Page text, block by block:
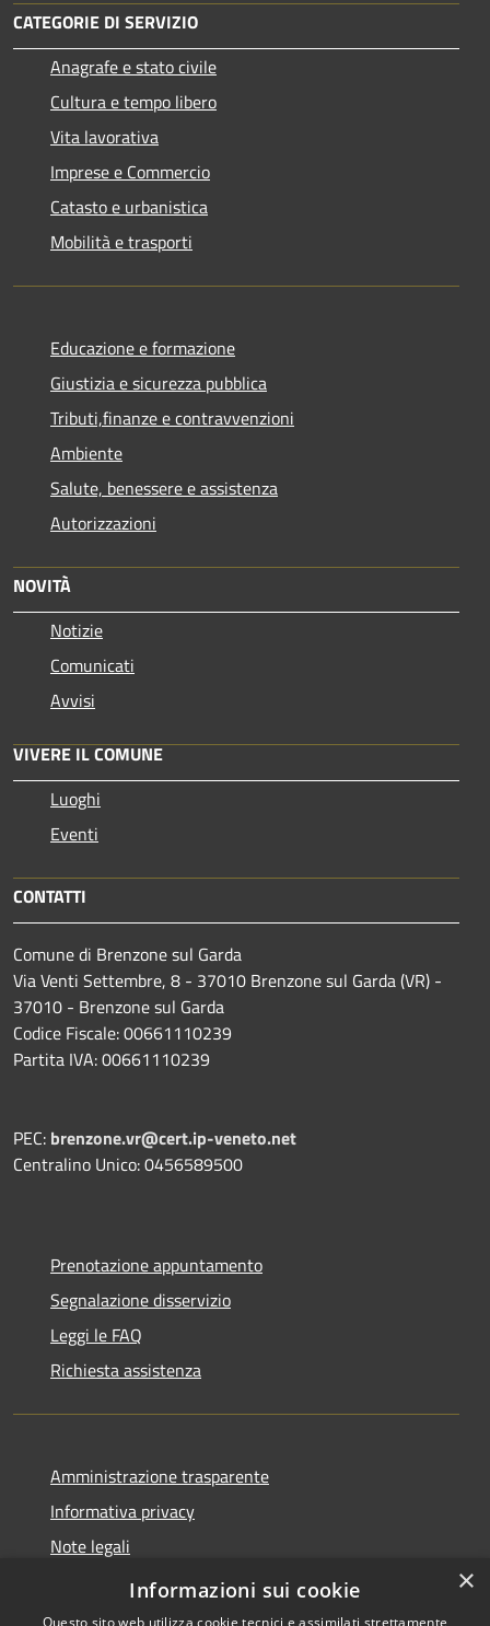
CATEGORIE DI SERVIZIO
Anagrafe e stato civile
Cultura e tempo libero
Vita lavorativa
Imprese e Commercio
Catasto e urbanistica
Mobilità e trasporti
Educazione e formazione
Giustizia e sicurezza pubblica
Tributi,finanze e contravvenzioni
Ambiente
Salute, benessere e assistenza
Autorizzazioni
NOVITÀ
Notizie
Comunicati
Avvisi
VIVERE IL COMUNE
Luoghi
Eventi
CONTATTI
Comune di Brenzone sul Garda
Via Venti Settembre, 8 - 37010 Brenzone sul Garda (VR) -
37010 - Brenzone sul Garda
Codice Fiscale: 00661110239
Partita IVA: 00661110239
PEC: brenzone.vr@cert.ip-veneto.net
Centralino Unico: 0456589500
Prenotazione appuntamento
Segnalazione disservizio
Leggi le FAQ
Richiesta assistenza
Amministrazione trasparente
Informativa privacy
Note legali
Dichiarazione di accessibilità
×
Informazioni sui cookie
Questo sito web utilizza cookie tecnici e assimilati strettamente